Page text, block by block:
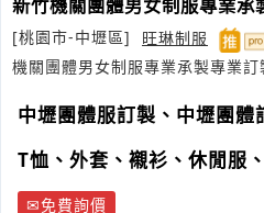
新竹機關團體男女制服專業承
[桃園市-中壢區]
旺琳制服
機關團體男女制服專業承製專業
中壢團體服訂製、中壢團體
T恤、外套、襯衫、休閒服
免費詢價